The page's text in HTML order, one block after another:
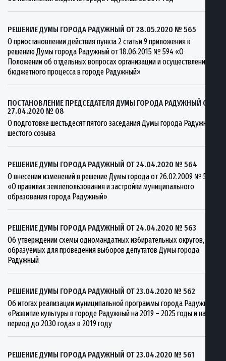
РЕШЕНИЕ ДУМЫ ГОРОДА РАДУЖНЫЙ ОТ 28.05.2020 № 565
О приостановлении действия пункта 2 статьи 9 приложения к
решению Думы города Радужный от 18.06.2015 № 594 «О
Положении об отдельных вопросах организации и осуществления
бюджетного процесса в городе Радужный»
ПОСТАНОВЛЕНИЕ ПРЕДСЕДАТЕЛЯ ДУМЫ ГОРОДА РАДУЖНЫЙ ОТ
27.04.2020 № 08
О подготовке шестьдесят пятого заседания Думы города Радужный
шестого созыва
РЕШЕНИЕ ДУМЫ ГОРОДА РАДУЖНЫЙ ОТ 24.04.2020 № 564
О внесении изменений в решение Думы города от 26.02.2009 № 557
«О правилах землепользования и застройки муниципального
образования города Радужный»
РЕШЕНИЕ ДУМЫ ГОРОДА РАДУЖНЫЙ ОТ 24.04.2020 № 563
Об утверждении схемы одномандатных избирательных округов,
образуемых для проведения выборов депутатов Думы города
Радужный
РЕШЕНИЕ ДУМЫ ГОРОДА РАДУЖНЫЙ ОТ 23.04.2020 № 562
Об итогах реализации муниципальной программы города Радужный
«Развитие культуры в городе Радужный на 2019 – 2025 годы и на
период до 2030 года» в 2019 году
РЕШЕНИЕ ДУМЫ ГОРОДА РАДУЖНЫЙ ОТ 23.04.2020 № 561